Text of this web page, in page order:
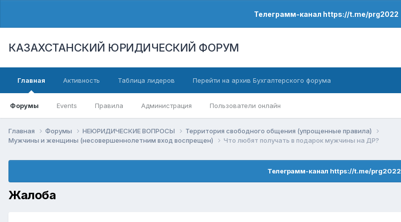
Телеграмм-канал https://t.me/prg2022
КАЗАХСТАНСКИЙ ЮРИДИЧЕСКИЙ ФОРУМ
Главная
Форумы Events Правила Администрация Пользователи онлайн
Активность Таблица лидеров Перейти на архив Бухгалтерского форума
Главная Форумы НЕЮРИДИЧЕСКИЕ ВОПРОСЫ
Территория свободного общения (упрощенные правила)
Мужчины и женщины (несовершеннолетним вход воспрещен)
Что любят получать в подарок мужчины на ДР?
Телеграмм-канал https://t.me/prg2022
Жалоба